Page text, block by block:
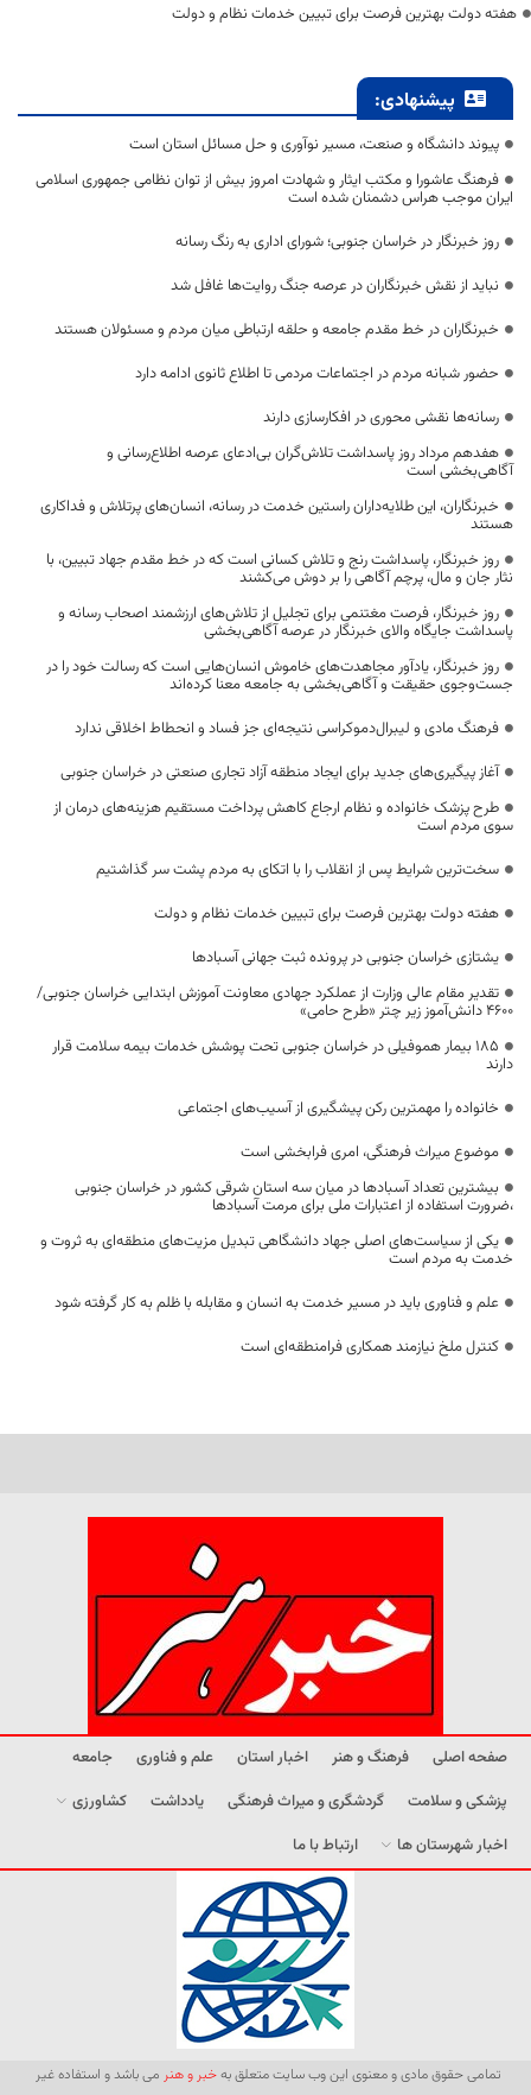
هفته دولت بهترین فرصت برای تبیین خدمات نظام و دولت
پیشنهادی:
پیوند دانشگاه و صنعت، مسیر نوآوری و حل مسائل استان است
فرهنگ عاشورا و مکتب ایثار و شهادت امروز بیش از توان نظامی جمهوری اسلامی
ایران موجب هراس دشمنان شده است
روز خبرنگار در خراسان جنوبی؛ شورای اداری به رنگ رسانه
نباید از نقش خبرنگاران در عرصه جنگ روایت‌ها غافل شد
خبرنگاران در خط مقدم جامعه و حلقه ارتباطی میان مردم و مسئولان هستند
حضور شبانه مردم در اجتماعات مردمی تا اطلاع ثانوی ادامه دارد
رسانه‌ها نقشی محوری در افکارسازی دارند
هفدهم مرداد روز پاسداشت تلاش‌گران بی‌ادعای عرصه اطلاع‌رسانی و
آگاهی‌بخشی است
خبرنگاران، این طلایه‌داران راستین خدمت در رسانه، انسان‌های پرتلاش و فداکاری
هستند
روز خبرنگار، پاسداشت رنج و تلاش کسانی است که در خط مقدم جهاد تبیین، با
نثار جان و مال، پرچم آگاهی را بر دوش می‌کشند
روز خبرنگار، فرصت مغتنمی برای تجلیل از تلاش‌های ارزشمند اصحاب رسانه و
پاسداشت جایگاه والای خبرنگار در عرصه آگاهی‌بخشی
روز خبرنگار، یادآور مجاهدت‌های خاموش انسان‌هایی است که رسالت خود را در
جست‌وجوی حقیقت و آگاهی‌بخشی به جامعه معنا کرده‌اند
فرهنگ مادی و لیبرال‌دموکراسی نتیجه‌ای جز فساد و انحطاط اخلاقی ندارد
آغاز پیگیری‌های جدید برای ایجاد منطقه آزاد تجاری صنعتی در خراسان جنوبی
طرح پزشک خانواده و نظام ارجاع کاهش پرداخت مستقیم هزینه‌های درمان از
سوی مردم است
سخت‌ترین شرایط پس از انقلاب را با اتکای به مردم پشت سر گذاشتیم
هفته دولت بهترین فرصت برای تبیین خدمات نظام و دولت
یشتازی خراسان جنوبی در پرونده ثبت جهانی آسبادها
تقدیر مقام عالی وزارت از عملکرد جهادی معاونت آموزش ابتدایی خراسان جنوبی/
۴۶۰۰ دانش‌آموز زیر چتر «طرح حامی»
۱۸۵ بیمار هموفیلی در خراسان جنوبی تحت پوشش خدمات بیمه سلامت قرار
دارند
خانواده را مهمترین رکن پیشگیری از آسیب‌های اجتماعی
موضوع میراث فرهنگی، امری فرابخشی است
بیشترین تعداد آسبادها در میان سه استان شرقی کشور در خراسان جنوبی
،ضرورت استفاده از اعتبارات ملی برای مرمت آسبادها
یکی از سیاست‌های اصلی جهاد دانشگاهی تبدیل مزیت‌های منطقه‌ای به ثروت و
خدمت به مردم است
علم و فناوری باید در مسیر خدمت به انسان و مقابله با ظلم به کار گرفته شود
کنترل ملخ نیازمند همکاری فرامنطقه‌ای است
صفحه اصلی فرهنگ و هنر اخبار استان علم و فناوری
جامعه
پزشکی و سلامت
گردشگری و میراث فرهنگی یادداشت
کشاورزی
اخبار شهرستان ها
ارتباط با ما
تمامی حقوق مادی و معنوی این وب سایت متعلق بهخبر و هنر می باشد و استفاده غیر